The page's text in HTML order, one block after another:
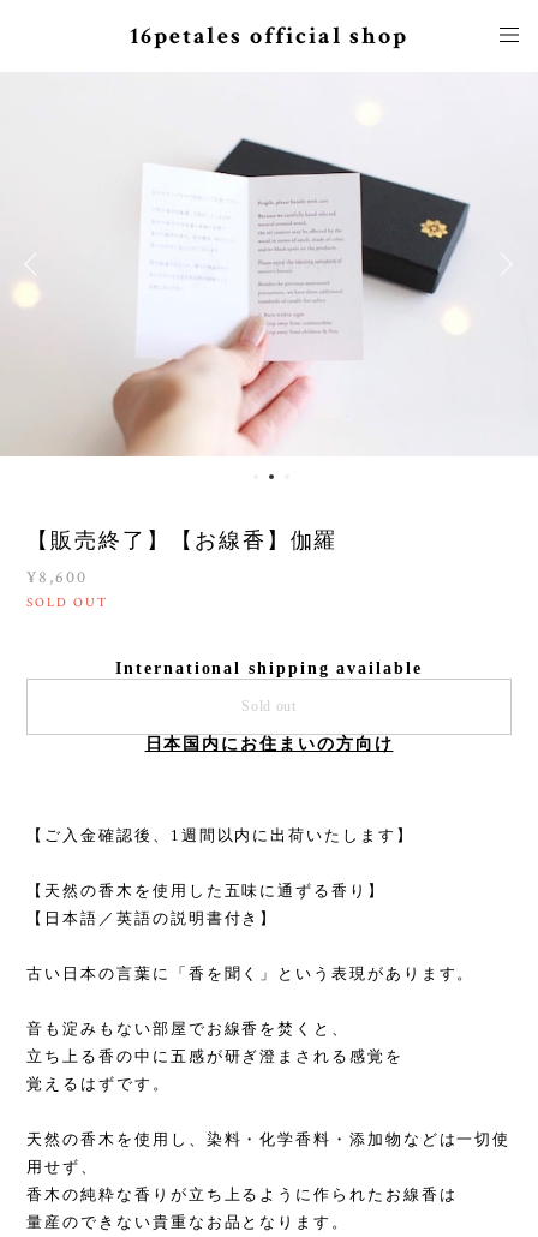
16petales official shop
【販売終了】【お線香】伽羅
¥8,600
SOLD OUT
International shipping available
Sold out
日本国内にお住まいの方向け
【ご入金確認後、1週間以内に出荷いたします】
【天然の香木を使用した五味に通ずる香り】
【日本語／英語の説明書付き】
古い日本の言葉に「香を聞く」という表現があります。
音も淀みもない部屋でお線香を焚くと、
立ち上る香の中に五感が研ぎ澄まされる感覚を
覚えるはずです。
天然の香木を使用し、染料・化学香料・添加物などは一切使
用せず、
香木の純粋な香りが立ち上るように作られたお線香は
量産のできない貴重なお品となります。